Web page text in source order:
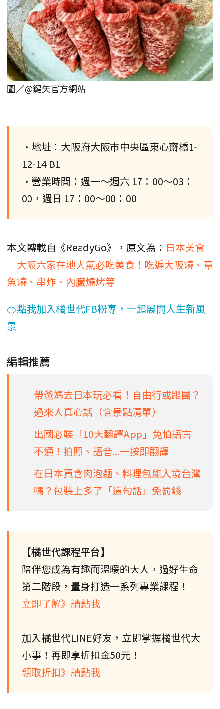
圖／@鍵矢官方網站
•地址：大阪府大阪市中央區東心齋橋1-
12-14 B1
•營業時間：週一～週六 17：00～03：
00，週日 17：00～00：00
本文轉載自《ReadyGo》，原文為： 日本美食
｜大阪六家在地人氣必吃美食！吃遍大阪燒、章
魚燒、串炸、內臟燒烤等
🍊點我加入橘世代FB粉專，一起展開人生新風
景
編輯推薦
帶爸媽去日本玩必看！自由行或跟團？
過來人真心話（含景點清單）
出國必裝「10大翻譯App」免怕語言
不通！拍照、語音...一按即翻譯
在日本買含肉泡麵、料理包能入境台灣
嗎？包裝上多了「這句話」免罰錢
【橘世代課程平台】
陪伴您成為有趣而溫暖的大人，過好生命
第二階段，量身打造一系列專業課程！
立即了解》請點我
加入橘世代LINE好友，立即掌握橘世代大
小事！再即享折扣金50元！
領取折扣》請點我